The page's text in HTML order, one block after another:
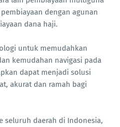
dengan agunan
dana haji.
untuk memudahkan
kemudahan navigasi pada
dapat menjadi solusi
akurat dan ramah bagi
seluruh daerah di Indonesia,